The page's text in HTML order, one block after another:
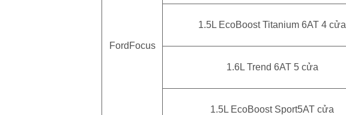
FordFocus
1.5L EcoBoost Titanium 6AT 4 cửa
1.6L Trend 6AT 5 cửa
1.5L EcoBoost Sport5AT cửa